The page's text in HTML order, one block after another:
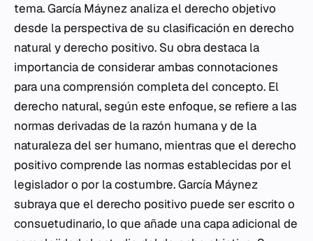
tema. García Máynez analiza el derecho objetivo
desde la perspectiva de su clasificación en derecho
natural y derecho positivo. Su obra destaca la
importancia de considerar ambas connotaciones
para una comprensión completa del concepto. El
derecho natural, según este enfoque, se refiere a las
normas derivadas de la razón humana y de la
naturaleza del ser humano, mientras que el derecho
positivo comprende las normas establecidas por el
legislador o por la costumbre. García Máynez
subraya que el derecho positivo puede ser escrito o
consuetudinario, lo que añade una capa adicional de